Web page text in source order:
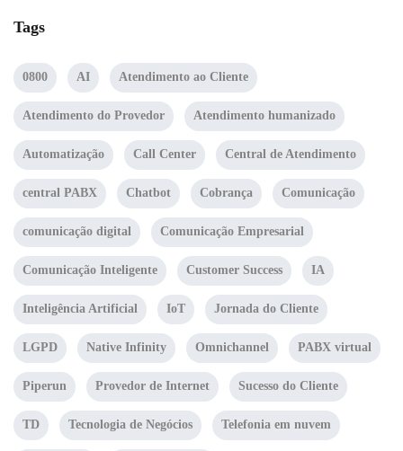
Tags
0800 AI Atendimento ao Cliente
Atendimento do Provedor Atendimento humanizado
Automatização Call Center Central de Atendimento
central PABX Chatbot Cobrança Comunicação
comunicação digital Comunicação Empresarial
Comunicação Inteligente Customer Success IA
Inteligência Artificial IoT Jornada do Cliente
LGPD Native Infinity Omnichannel PABX virtual
Piperun Provedor de Internet Sucesso do Cliente
TD Tecnologia de Negócios Telefonia em nuvem